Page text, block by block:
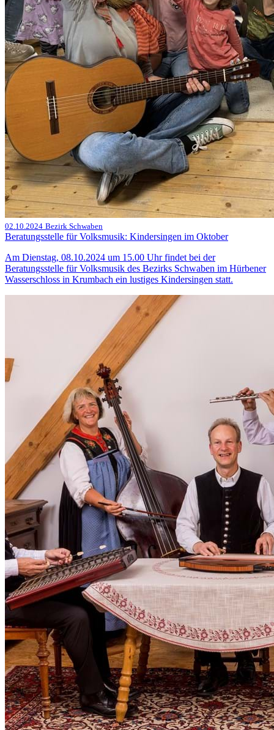
02.10.2024 Bezirk Schwaben
Beratungsstelle für Volksmusik: Kindersingen im Oktober
Am Dienstag, 08.10.2024 um 15.00 Uhr findet bei der
Beratungsstelle für Volksmusik des Bezirks Schwaben im Hürbener
Wasserschloss in Krumbach ein lustiges Kindersingen statt.